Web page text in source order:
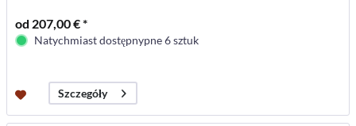
od 207,00 € *
Natychmiast dostępnypne 6 sztuk
Szczegóły